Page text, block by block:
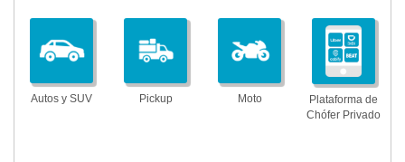
Autos y SUV Pickup Moto
Plataforma de
Chófer Privado